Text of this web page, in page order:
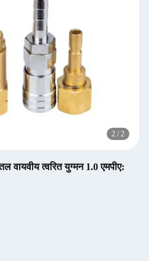
2 / 2
वायवीय त्वरित युग्मन 1.0 एमपीए: